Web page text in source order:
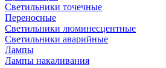
Cветильники точечные
Переносные
Светильники люминесцентные
Светильники аварийные
Лампы
Лампы накаливания